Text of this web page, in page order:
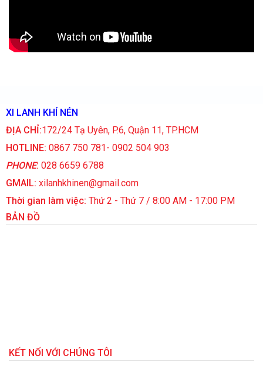
XI LANH KHÍ NÉN
ĐỊA CHỈ:172/24 Tạ Uyên, P.6, Quận 11, TP.HCM
HOTLINE: 0867 750 781- 0902 504 903
PHONE: 028 6659 6788
GMAIL: xilanhkhinen@gmail.com
Thời gian làm việc: Thứ 2 - Thứ 7 / 8:00 AM - 17:00 PM
BẢN ĐỒ
KẾT NỐI VỚI CHÚNG TÔI